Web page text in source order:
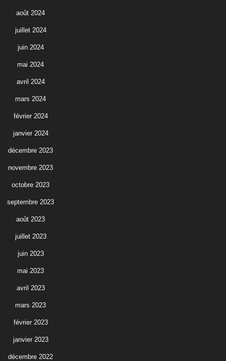
août 2024
juillet 2024
juin 2024
mai 2024
avril 2024
mars 2024
février 2024
janvier 2024
décembre 2023
novembre 2023
octobre 2023
septembre 2023
août 2023
juillet 2023
juin 2023
mai 2023
avril 2023
mars 2023
février 2023
janvier 2023
décembre 2022